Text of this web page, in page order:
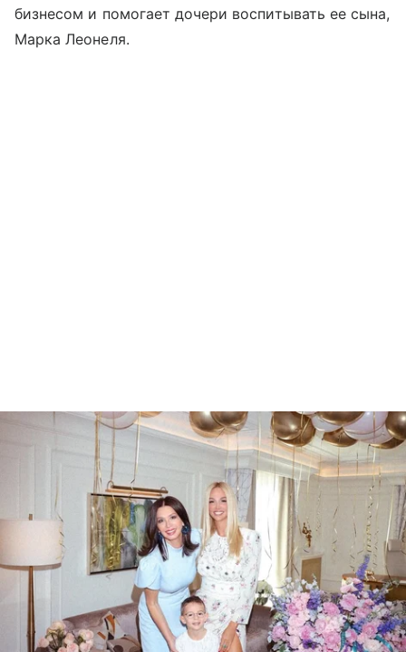
бизнесом и помогает дочери воспитывать ее сына,
Марка Леонеля.